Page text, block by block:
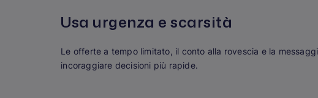
Usa urgenza e scarsità
Le offerte a tempo limitato, il conto alla rovescia e la
incoraggiare decisioni più rapide.